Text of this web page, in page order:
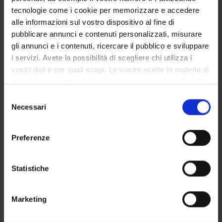
tecnologie come i cookie per memorizzare e accedere
alle informazioni sul vostro dispositivo al fine di
pubblicare annunci e contenuti personalizzati, misurare
gli annunci e i contenuti, ricercare il pubblico e sviluppare
i servizi. Avete la possibilità di scegliere chi utilizza i
vostri dati e per quali scopi. Le vostre scelte in materia di
modificare o revocare il proprio consenso in qualsiasi
momento dalla Dichiarazione sui cookie o facendo clic
raccogliere informazioni sulla tua posizione
geografica, con un'approssimazione di qualche
Identificare il tuo dispositivo, scansionandolo
delNecessari
Preferenze
Statistiche
Marketing
Ilaria Mirto
SEDUTE E VERBALI
ORGANIZZAZIONE
UFFICI E STRUTTURE DI SERVIZIO